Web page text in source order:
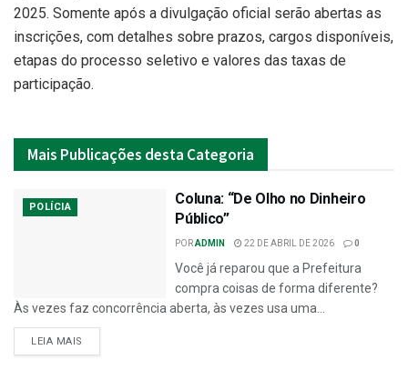
2025. Somente após a divulgação oficial serão abertas as
inscrições, com detalhes sobre prazos, cargos disponíveis,
etapas do processo seletivo e valores das taxas de
participação.
Mais Publicações desta Categoria
POLÍCIA
Coluna: “De Olho no Dinheiro
Público”
PORADMIN 22 DE ABRIL DE 2026 0
Você já reparou que a Prefeitura
compra coisas de forma diferente?
Às vezes faz concorrência aberta, às vezes usa uma...
LEIA MAIS